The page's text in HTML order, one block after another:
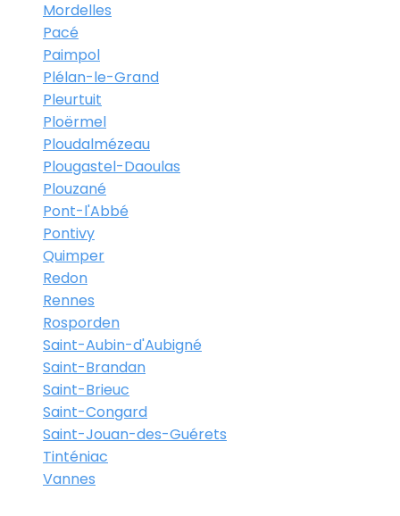
Mordelles
Pacé
Paimpol
Plélan-le-Grand
Pleurtuit
Ploërmel
Ploudalmézeau
Plougastel-Daoulas
Plouzané
Pont-l'Abbé
Pontivy
Quimper
Redon
Rennes
Rosporden
Saint-Aubin-d'Aubigné
Saint-Brandan
Saint-Brieuc
Saint-Congard
Saint-Jouan-des-Guérets
Tinténiac
Vannes